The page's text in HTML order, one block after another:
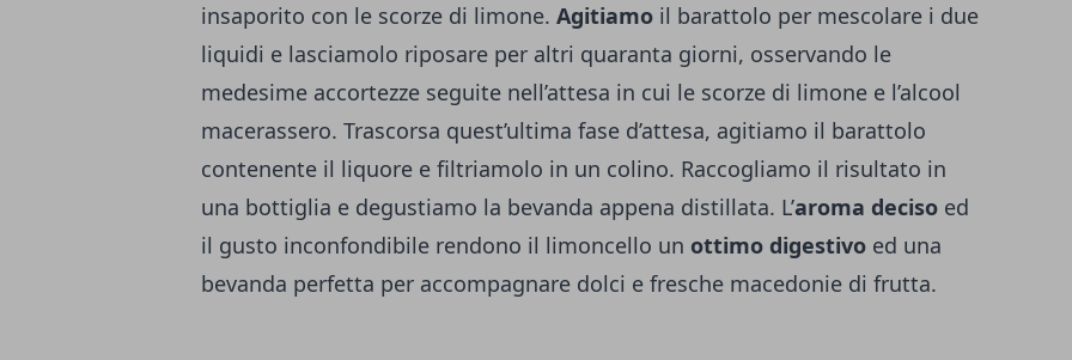
insaporito con le scorze di limone. Agitiamo il barattolo per mescolare i due
liquidi e lasciamolo riposare per altri quaranta giorni, osservando le
medesime accortezze seguite nell’attesa in cui le scorze di limone e l’alcool
macerassero. Trascorsa quest’ultima fase d’attesa, agitiamo il barattolo
contenente il liquore e filtriamolo in un colino. Raccogliamo il risultato in
una bottiglia e degustiamo la bevanda appena distillata. L’aroma deciso ed
il gusto inconfondibile rendono il limoncello un ottimo digestivo ed una
bevanda perfetta per accompagnare dolci e fresche macedonie di frutta.